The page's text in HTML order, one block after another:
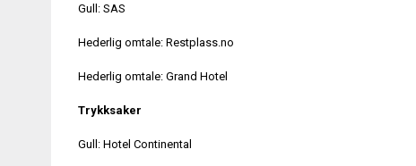
Gull: SAS
Hederlig omtale: Restplass.no
Hederlig omtale: Grand Hotel
Trykksaker
Gull: Hotel Continental